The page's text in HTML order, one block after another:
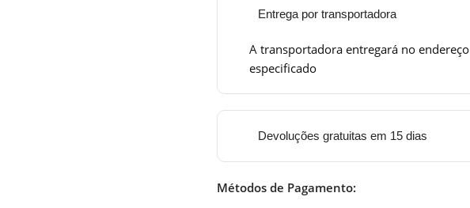
Entrega por transportadora
A transportadora entregará no endereço
especificado
Devoluções gratuitas em 15 dias
Métodos de Pagamento: